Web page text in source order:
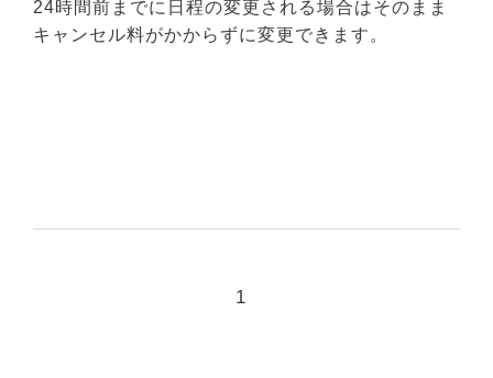
24時間前までに日程の変更される場合はそのまま
キャンセル料がかからずに変更できます。
1